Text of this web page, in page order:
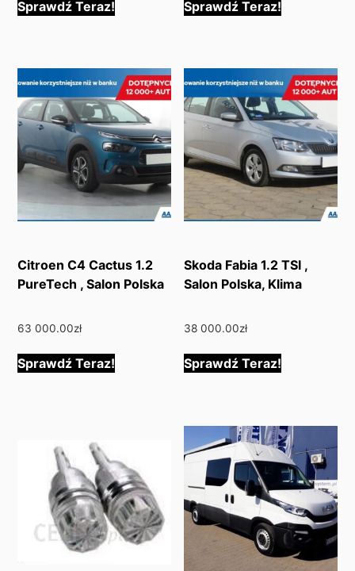
Sprawdź Teraz! Sprawdź Teraz!
Citroen C4 Cactus 1.2
PureTech , Salon Polska
63 000.00zł
Sprawdź Teraz!
Skoda Fabia 1.2 TSI ,
Salon Polska, Klima
38 000.00zł
Sprawdź Teraz!